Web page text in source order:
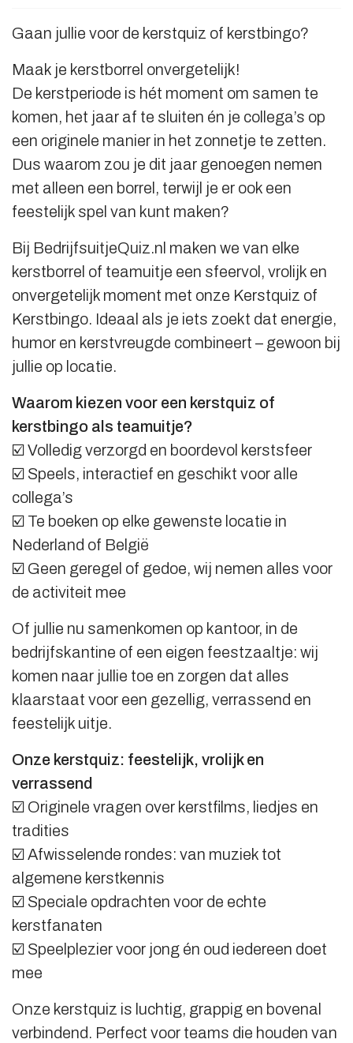
Gaan jullie voor de kerstquiz of kerstbingo?
Maak je kerstborrel onvergetelijk!
De kerstperiode is hét moment om samen te
komen, het jaar af te sluiten én je collega’s op
een originele manier in het zonnetje te zetten.
Dus waarom zou je dit jaar genoegen nemen
met alleen een borrel, terwijl je er ook een
feestelijk spel van kunt maken?
Bij BedrijfsuitjeQuiz.nl maken we van elke
kerstborrel of teamuitje een sfeervol, vrolijk en
onvergetelijk moment met onze Kerstquiz of
Kerstbingo. Ideaal als je iets zoekt dat energie,
humor en kerstvreugde combineert – gewoon bij
jullie op locatie.
Waarom kiezen voor een kerstquiz of
kerstbingo als teamuitje?
☑️ Volledig verzorgd en boordevol kerstsfeer
☑️ Speels, interactief en geschikt voor alle
collega’s
☑️ Te boeken op elke gewenste locatie in
Nederland of België
☑️ Geen geregel of gedoe, wij nemen alles voor
de activiteit mee
Of jullie nu samenkomen op kantoor, in de
bedrijfskantine of een eigen feestzaaltje: wij
komen naar jullie toe en zorgen dat alles
klaarstaat voor een gezellig, verrassend en
feestelijk uitje.
Onze kerstquiz: feestelijk, vrolijk en
verrassend
☑️ Originele vragen over kerstfilms, liedjes en
tradities
☑️ Afwisselende rondes: van muziek tot
algemene kerstkennis
☑️ Speciale opdrachten voor de echte
kerstfanaten
☑️ Speelplezier voor jong én oud iedereen doet
mee
Onze kerstquiz is luchtig, grappig en bovenal
verbindend. Perfect voor teams die houden van